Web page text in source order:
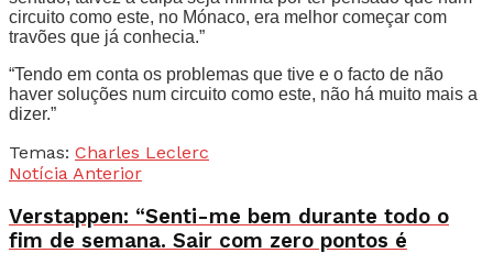
circuito como este, no Mónaco, era melhor começar com
travões que já conhecia.”
“Tendo em conta os problemas que tive e o facto de não
haver soluções num circuito como este, não há muito mais a
dizer.”
Temas: Charles Leclerc
Notícia Anterior
Verstappen: “Senti-me bem durante todo o
fim de semana. Sair com zero pontos é